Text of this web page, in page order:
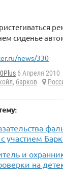
сиденье
news/330
6 Апреля 2010
, барков
участием
и
на